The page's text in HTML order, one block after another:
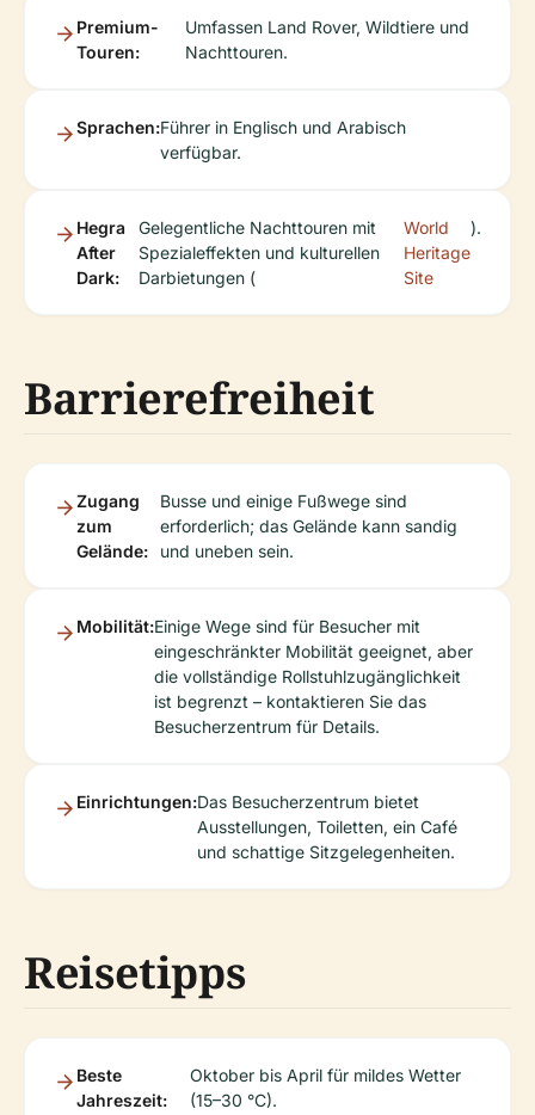
Premium-
Touren:
Umfassen Land Rover, Wildtiere und
Nachttouren.
Sprachen:Führer in Englisch und Arabisch
verfügbar.
Hegra
After
Dark:
Gelegentliche Nachttouren mit
Spezialeffekten und kulturellen
Darbietungen (
World
Heritage
Site
).
Barrierefreiheit
Zugang
zum
Gelände:
Busse und einige Fußwege sind
erforderlich; das Gelände kann sandig
und uneben sein.
Mobilität:Einige Wege sind für Besucher mit
eingeschränkter Mobilität geeignet, aber
die vollständige Rollstuhlzugänglichkeit
ist begrenzt – kontaktieren Sie das
Besucherzentrum für Details.
Einrichtungen:Das Besucherzentrum bietet
Ausstellungen, Toiletten, ein Café
und schattige Sitzgelegenheiten.
Reisetipps
Beste
Jahreszeit:
Oktober bis April für mildes Wetter
(15–30 °C).